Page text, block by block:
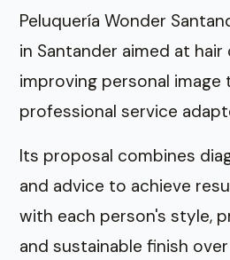
Peluquería Wonder
in Santander aimed at hair
improving personal image
professional service
Its proposal combines
and advice to achieve
with each person's style,
and sustainable finish